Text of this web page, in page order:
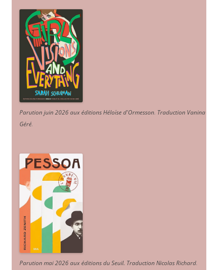
Parution juin 2026 aux éditions Héloïse d'Ormesson. Traduction Vanina
Géré.
Parution mai 2026 aux éditions du Seuil. Traduction Nicolas Richard.